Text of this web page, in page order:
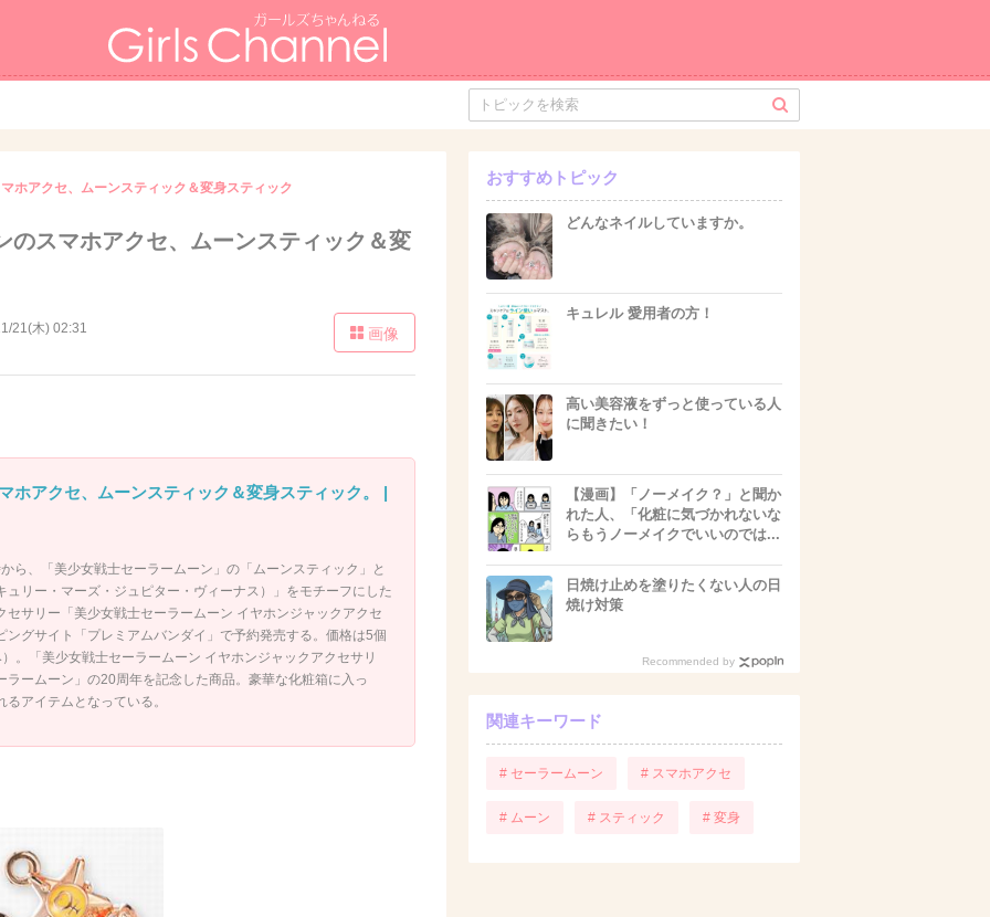
ホアクセ、ムーンスティック＆変身スティック
のスマホアクセ、ムーンスティック＆変
21(木) 02:31 画像
ホアクセ、ムーンスティック＆変身スティック。 |
ら、「美少女戦士セーラームーン」の「ムーンスティック」と
ュリー・マーズ・ジュピター・ヴィーナス）」をモチーフにした
セサリー「美少女戦士セーラームーン イヤホンジャックアクセ
ングサイト「プレミアムバンダイ」で予約発売する。価格は5個
。「美少女戦士セーラームーン イヤホンジャックアクセサリ
ラームーン」の20周年を記念した商品。豪華な化粧箱に入っ
アイテムとなっている。
おすすめトピック
どんなネイルしていますか。
キュレル 愛用者の方！
高い美容液をずっと使っている人
に聞きたい！
【漫画】「ノーメイク？」と聞か
れた人、「化粧に気づかれないな
らもうノーメイクでいいのでは...
日焼け止めを塗りたくない人の日
焼け対策
Recommended by
関連キーワード
# セーラームーン # スマホアクセ
# ムーン # スティック # 変身